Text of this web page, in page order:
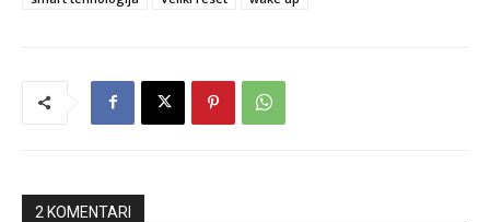
2 KOMENTARI